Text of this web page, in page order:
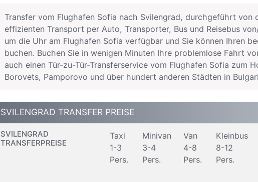
Transfer vom Flughafen Sofia nach Svilengrad, durchgeführt von
effizienten Transport per Auto, Transporter, Bus und Reisebus
um die Uhr am Flughafen Sofia verfügbar und Sie können Ihren
buchen. Buchen Sie in wenigen Minuten Ihre problemlose Fahrt
auch einen Tür-zu-Tür-Transferservice vom Flughafen Sofia zum
Borovets, Pamporovo und über hundert anderen Städten in
SVILENGRAD TRANSFER PREISE
SVILENGRAD
TRANSFERPREISE
Taxi
1-3
Pers.
Minivan
3-4
Pers.
Van
4-8
Pers.
Kleinbus
8-12
Pers.